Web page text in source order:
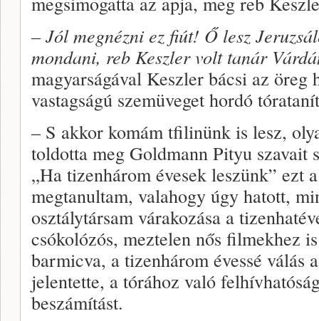
– Jól megnézni ez fiút! Ő lesz
mondani, reb Keszler volt tanár
magyarságával Keszler bácsi az öreg
vastagságú szemüveget hordó
– S akkor komám tfilinünk is lesz,
toldotta meg Goldmann Pityu szavait
„Ha tizenhárom évesek leszünk” ezt
megtanultam, valahogy úgy hatott,
osztálytársam várakozása a
csókolózós, meztelen nős filmekhez
barmicva, a tizenhárom évessé válás
jelentette, a tórához való
beszámítást.